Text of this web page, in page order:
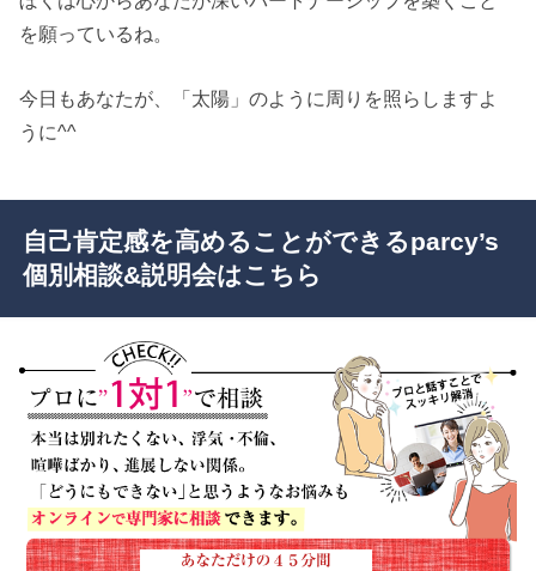
を願っているね。
今日もあなたが、「太陽」のように周りを照らしますよ
うに^^
自己肯定感を高めることができるparcy’s
個別相談&説明会はこちら